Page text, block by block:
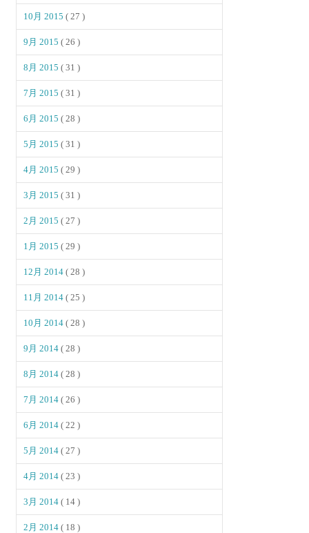
10月 2015( 27 )
9月 2015( 26 )
8月 2015( 31 )
7月 2015( 31 )
6月 2015( 28 )
5月 2015( 31 )
4月 2015( 29 )
3月 2015( 31 )
2月 2015( 27 )
1月 2015( 29 )
12月 2014( 28 )
11月 2014( 25 )
10月 2014( 28 )
9月 2014( 28 )
8月 2014( 28 )
7月 2014( 26 )
6月 2014( 22 )
5月 2014( 27 )
4月 2014( 23 )
3月 2014( 14 )
2月 2014( 18 )